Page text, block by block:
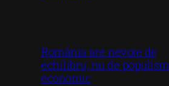
România are nevoie de
echilibru, nu de populism
economic